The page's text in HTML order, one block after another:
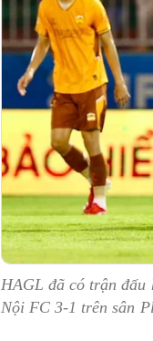
HAGL đã có trận đấu
Nội FC 3-1 trên sân